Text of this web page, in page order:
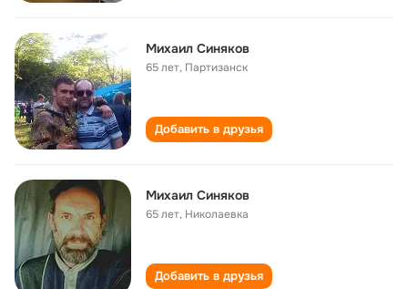
Михаил Синяков
65 лет, Партизанск
Добавить в друзья
Михаил Синяков
65 лет, Николаевка
Добавить в друзья